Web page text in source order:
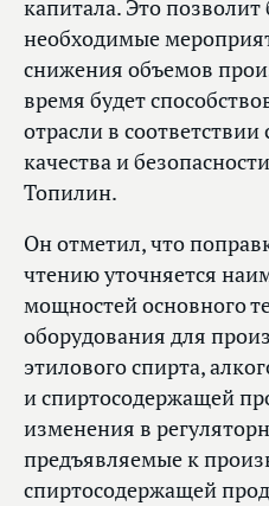
капитала. Это позволит
необходимые
снижения объемов
время будет
отрасли в
качества и
Топилин.
Он отметил, что
чтению уточняется
мощностей основного
оборудования для
этилового спирта,
и спиртосодержащей
изменения в
предъявляемые к
спиртосодержащей